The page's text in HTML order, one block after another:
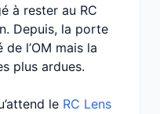
à rester au RC
Depuis, la porte
l’OM mais la
plus ardues.
le RC Lens